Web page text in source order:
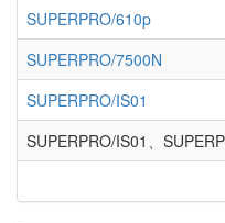
SUPERPRO/610p
SUPERPRO/7500N
SUPERPRO/IS01
SUPERPRO/IS01、